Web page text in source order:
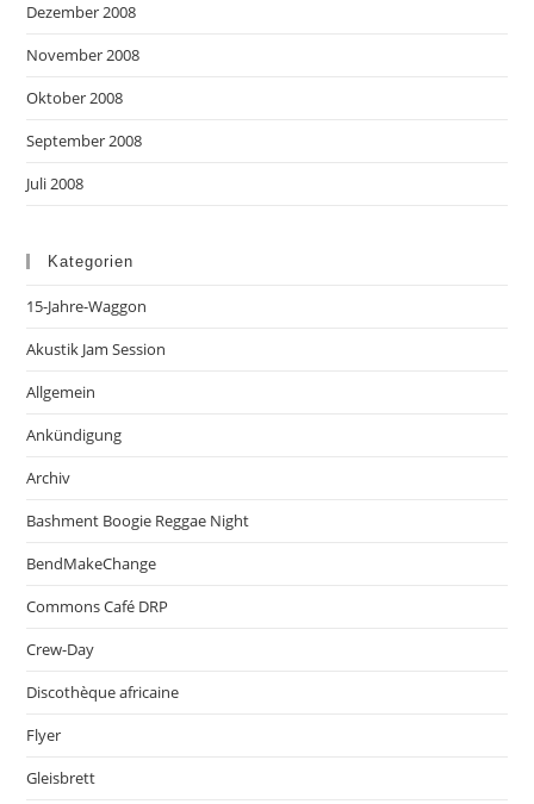
Dezember 2008
November 2008
Oktober 2008
September 2008
Juli 2008
Kategorien
15-Jahre-Waggon
Akustik Jam Session
Allgemein
Ankündigung
Archiv
Bashment Boogie Reggae Night
BendMakeChange
Commons Café DRP
Crew-Day
Discothèque africaine
Flyer
Gleisbrett